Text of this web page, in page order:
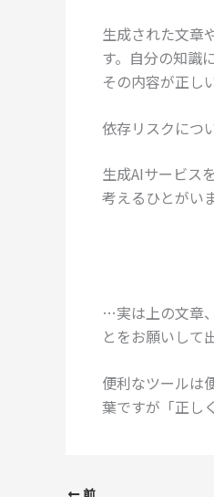
生成された文章
す。自分の知識
その内容が正し
依存リスクにつ
生成AIサービス
考えるひとがい
…実は上の文章
とをお願いして
便利なツールは
葉ですが「正し